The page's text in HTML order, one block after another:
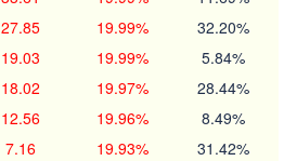
27.85 19.99% 32.20%
19.03 19.99% 5.84%
18.02 19.97% 28.44%
12.56 19.96% 8.49%
7.16 19.93% 31.42%